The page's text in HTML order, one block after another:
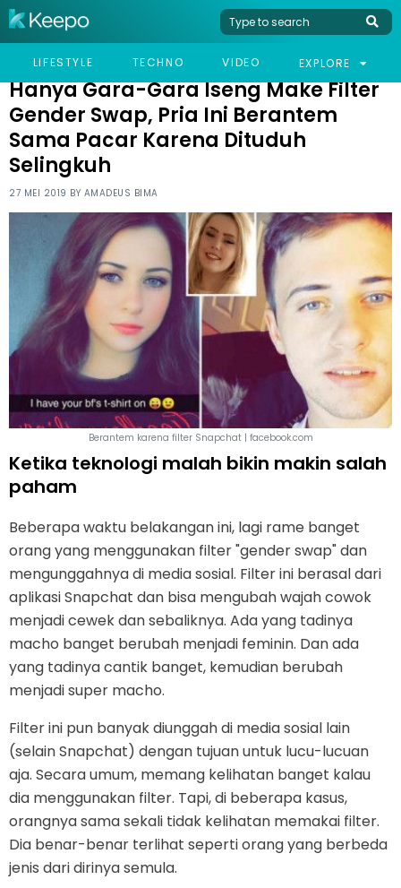
LIFESTYLE TECHNO VIDEO EXPLORE
HOME VIRAL
HANYA GARA-GARA ISENG MAKE FILTER GENDER SWAP, PRIA INI
Hanya Gara-Gara Iseng Make Filter
Gender Swap, Pria Ini Berantem
Sama Pacar Karena Dituduh
Selingkuh
27 MEI 2019 BY AMADEUS BIMA
Berantem karena filter Snapchat | facebook.com
Ketika teknologi malah bikin makin salah
paham
Beberapa waktu belakangan ini, lagi rame banget
orang yang menggunakan filter "gender swap" dan
mengunggahnya di media sosial. Filter ini berasal dari
aplikasi Snapchat dan bisa mengubah wajah cowok
menjadi cewek dan sebaliknya. Ada yang tadinya
macho banget berubah menjadi feminin. Dan ada
yang tadinya cantik banget, kemudian berubah
menjadi super macho.
Filter ini pun banyak diunggah di media sosial lain
(selain Snapchat) dengan tujuan untuk lucu-lucuan
aja. Secara umum, memang kelihatan banget kalau
dia menggunakan filter. Tapi, di beberapa kasus,
orangnya sama sekali tidak kelihatan memakai filter.
Dia benar-benar terlihat seperti orang yang berbeda
jenis dari dirinya semula.